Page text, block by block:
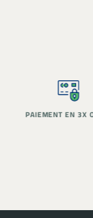
PAIEMENT EN 3X